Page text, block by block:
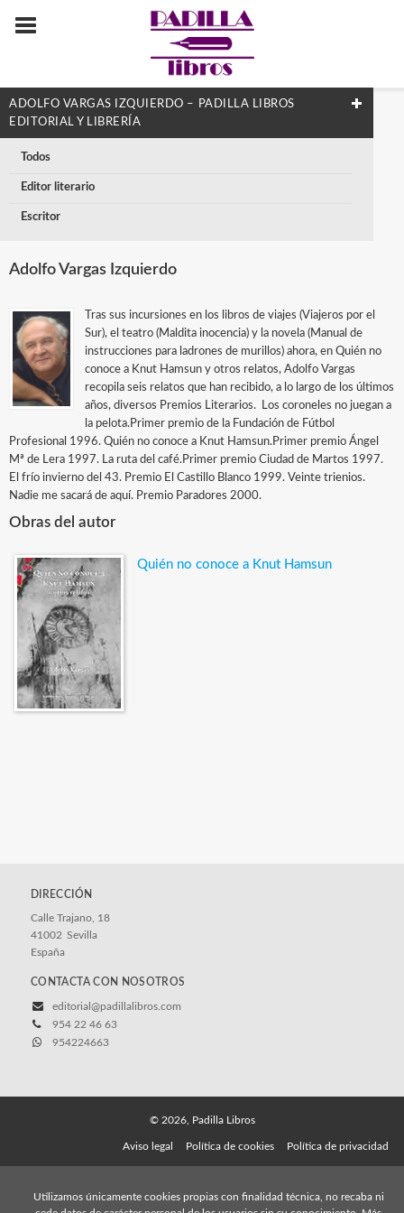
ADOLFO VARGAS IZQUIERDO – PADILLA LIBROS
EDITORIAL Y LIBRERÍA
Todos
Editor literario
Escritor
Adolfo Vargas Izquierdo
Tras sus incursiones en los libros de viajes (Viajeros por el
Sur), el teatro (Maldita inocencia) y la novela (Manual de
instrucciones para ladrones de murillos) ahora, en Quién no
conoce a Knut Hamsun y otros relatos, Adolfo Vargas
recopila seis relatos que han recibido, a lo largo de los últimos
años, diversos Premios Literarios.  Los coroneles no juegan a
la pelota.Primer premio de la Fundación de Fútbol
Profesional 1996. Quién no conoce a Knut Hamsun.Primer premio Ángel
Mª de Lera 1997. La ruta del café.Primer premio Ciudad de Martos 1997.
El frío invierno del 43. Premio El Castillo Blanco 1999. Veinte trienios.
Nadie me sacará de aquí. Premio Paradores 2000.
Obras del autor
Quién no conoce a Knut Hamsun
DIRECCIÓN
Calle Trajano, 18
41002 Sevilla
España
CONTACTA CON NOSOTROS
editorial@padillalibros.com
954 22 46 63
954224663
© 2026, Padilla Libros
Aviso legal Política de cookies Política de privacidad
Utilizamos únicamente cookies propias con finalidad técnica, no recaba ni